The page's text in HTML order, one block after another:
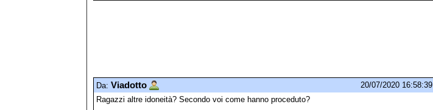
Da: Viadotto
20/07/2020 16:58:39
Ragazzi altre idoneità? Secondo voi come hanno proceduto?